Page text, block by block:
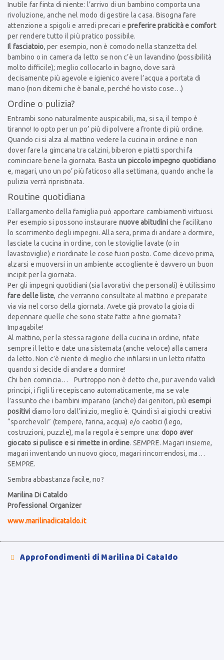
Inutile far finta di niente: l’arrivo di un bambino comporta una
rivoluzione, anche nel modo di gestire la casa. Bisogna fare
attenzione a spigoli e arredi precari e preferire praticità e comfort
per rendere tutto il più pratico possibile.
Il fasciatoio, per esempio, non è comodo nella stanzetta del
bambino o in camera da letto se non c’è un lavandino (possibilità
molto difficile); meglio collocarlo in bagno, dove sarà
decisamente più agevole e igienico avere l’acqua a portata di
mano (non ditemi che è banale, perché ho visto cose…)
Ordine o pulizia?
Entrambi sono naturalmente auspicabili, ma, si sa, il tempo è
tiranno! Io opto per un po’ più di polvere a fronte di più ordine.
Quando ci si alza al mattino vedere la cucina in ordine e non
dover fare la gimcana tra calzini, biberon e piatti sporchi fa
cominciare bene la giornata. Basta un piccolo impegno quotidiano
e, magari, uno un po’ più faticoso alla settimana, quando anche la
pulizia verrà ripristinata.
Routine quotidiana
L’allargamento della famiglia può apportare cambiamenti virtuosi.
Per esempio si possono instaurare nuove abitudiniche facilitano
lo scorrimento degli impegni. Alla sera, prima di andare a dormire,
lasciate la cucina in ordine, con le stoviglie lavate (o in
lavastoviglie) e riordinate le cose fuori posto. Come dicevo prima,
alzarsi e muoversi in un ambiente accogliente è davvero un buon
incipit per la giornata.
Per gli impegni quotidiani (sia lavorativi che personali) è utilissimo
fare delle liste, che verranno consultate al mattino e preparate
via via nel corso della giornata. Avete già provato la gioia di
depennare quelle che sono state fatte a fine giornata?
Impagabile!
Al mattino, per la stessa ragione della cucina in ordine, rifate
sempre il letto e date una sistemata (anche veloce) alla camera
da letto. Non c’è niente di meglio che infilarsi in un letto rifatto
quando si decide di andare a dormire!
Chi ben comincia… Purtroppo non è detto che, pur avendo validi
principi, i figli li recepiscano automaticamente, ma se vale
l’assunto che i bambini imparano (anche) dai genitori, più esempi
positivi diamo loro dall’inizio, meglio è. Quindi sì ai giochi creativi
“sporchevoli” (tempere, farina, acqua) e/o caotici (lego,
costruzioni, puzzle), ma la regola è sempre una: dopo aver
giocato si pulisce e si rimette in ordine. SEMPRE. Magari insieme,
magari inventando un nuovo gioco, magari rincorrendosi, ma…
SEMPRE.
Sembra abbastanza facile, no?
Marilina Di Cataldo
Professional Organizer
www.marilinadicataldo.it
 Approfondimenti di Marilina Di Cataldo